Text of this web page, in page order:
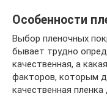
Особенности
Выбор пленочных
бывает трудно
качественная, а
факторов, которым
качественная